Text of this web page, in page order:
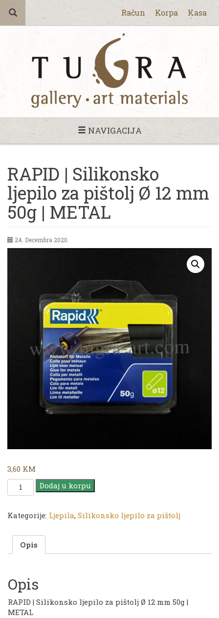
Račun Korpa Kasa
NAVIGACIJA
RAPID | Silikonsko
ljepilo za pištolj Ø 12 mm
50g | METAL
24. Decembra 2020.
3,60 KM
RAPID
|
ljepilo
pištolj
12
količina
Dodaj u korpu
Kategorije: Ljepila, Silikonsko ljepilo za pištolj
Opis
Opis
RAPID | Silikonsko ljepilo za pištolj Ø 12 mm 50g |
METAL